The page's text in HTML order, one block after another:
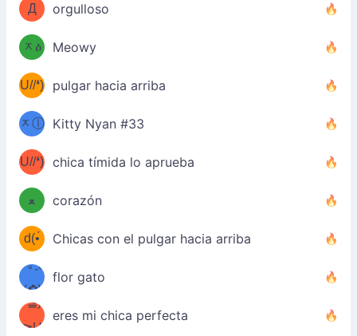
Д
´￣)
orgulloso
(ﾐዕ
ᆽዕ
ﾐ)
Meowy
(✿❛//
U//❛)
b
pulgar hacia arriba
(ﾐⓛ
ᆽⓛ
ﾐ)✧
Kitty Nyan #33
(✿❛//
U//❛)
b
chica tímida lo aprueba
♡(ﾐ
ᵕ̣̣̣̣̣̣
ﻌ
ᵕ̣̣̣̣̣̣
ﾐ)ﾉ
corazón
(❁
⌒ں
⌒)b
d(•́
ں
•̀๑✿
Chicas con el pulgar hacia arriba
/ᐠ｡ꞈ｡
ᐟ✿\
flor gato
(✿≧
³≦)
≧U
eres mi chica perfecta
₍ᐢ｡